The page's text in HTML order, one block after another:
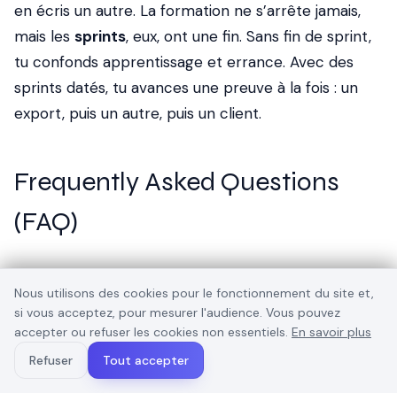
en écris un autre. La formation ne s’arrête jamais,
mais les sprints, eux, ont une fin. Sans fin de sprint,
tu confonds apprentissage et errance. Avec des
sprints datés, tu avances une preuve à la fois : un
export, puis un autre, puis un client.
Frequently Asked Questions
(FAQ)
Combien de temps minimum pour un
cursus IA efficace ?
3 mois avec 6 h / semaine pour un premier spot
solide. 6 mois pour portfolio crédible et 2e charte
Nous utilisons des cookies pour le fonctionnement du site et,
si vous acceptez, pour mesurer l'audience. Vous pouvez
accepter ou refuser les cookies non essentiels. En savoir plus
Refuser
Tout accepter